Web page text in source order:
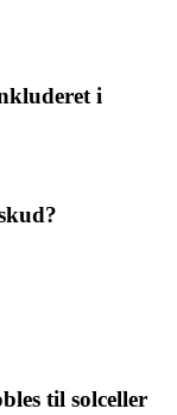
i
til solceller